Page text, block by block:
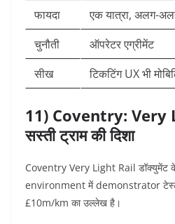
फायदा
एक यात्रा, अलग-
चुनौती
ऑपरेटर एग्रीमेंट
सीख
टिकटिंग UX भी
11) Coventry: Very
सस्ती ट्राम की दिशा
Coventry Very Light Rail डॉक्युमेंट
environment में demonstrator
£10m/km का उल्लेख है।